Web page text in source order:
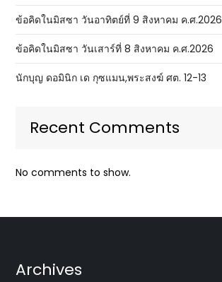
ข้อคิดในมิสซา วันอาทิตย์ที่ 9 สิงหาคม ค.ศ.2026
ข้อคิดในมิสซา วันเสาร์ที่ 8 สิงหาคม ค.ศ.2026
นักบุญ ดอมินิก เด กุซแมน,พระสงฆ์ ศต. 12-13
Recent Comments
No comments to show.
Archives